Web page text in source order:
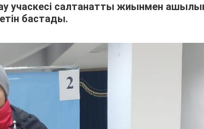
учаскесі салтанатты жиынмен
бастады.